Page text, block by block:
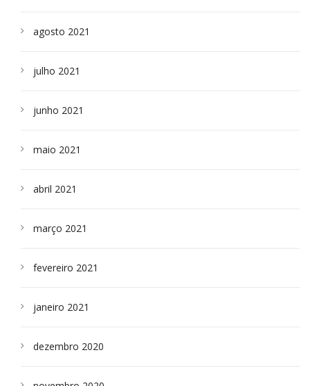
agosto 2021
julho 2021
junho 2021
maio 2021
abril 2021
março 2021
fevereiro 2021
janeiro 2021
dezembro 2020